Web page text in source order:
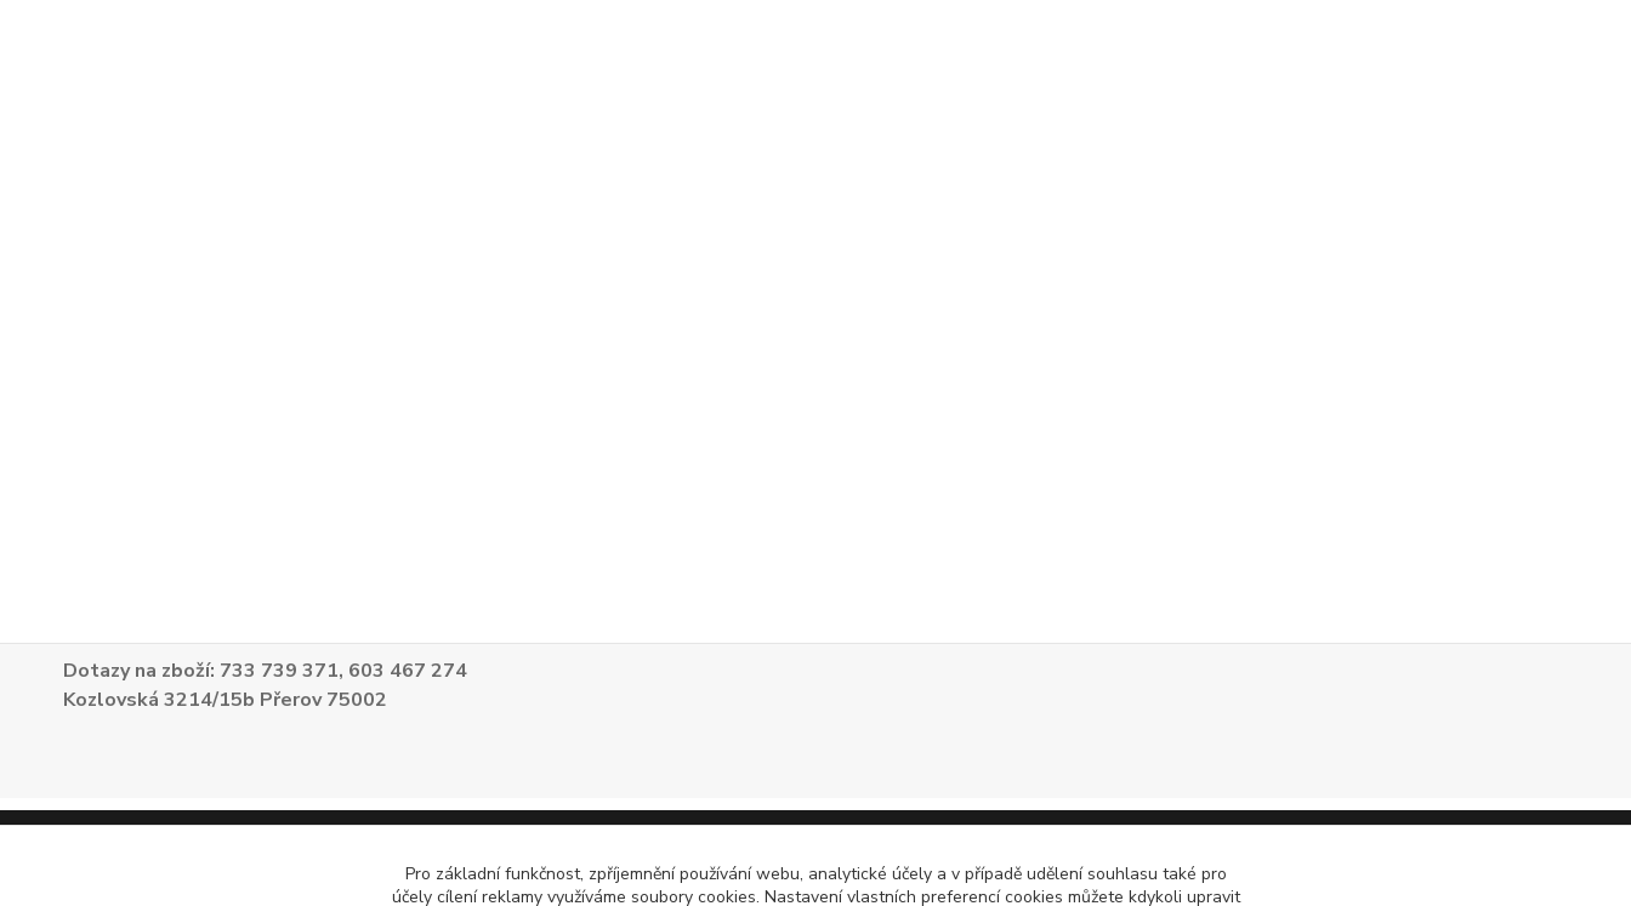
Dotazy na zboží: 733 739 371, 603 467 274
Kozlovská 3214/15b Přerov 75002
Pro základní funkčnost, zpříjemnění používání webu, analytické účely a v případě udělení souhlasu také pro
účely cílení reklamy využíváme soubory cookies. Nastavení vlastních preferencí cookies můžete kdykoli upravit